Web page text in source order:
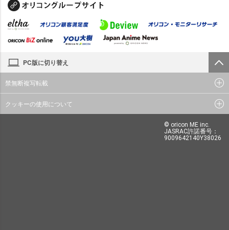
PC版に切り替え
禁無断複写転載
クッキーの使用について
© oricon ME inc.
JASRAC許諾番号：
9009642140Y38026